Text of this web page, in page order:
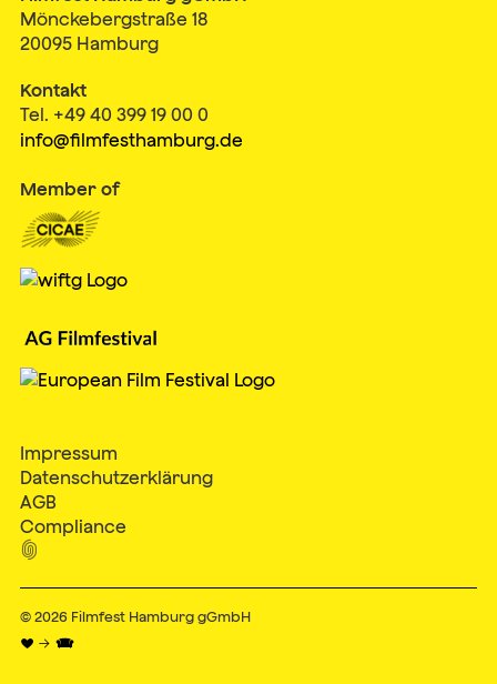
Mönckebergstraße 18
20095 Hamburg
Kontakt
Tel. +49 40 399 19 00 0
info@filmfesthamburg.de
Member of
Impressum
Datenschutzerklärung
AGB
Compliance

© 2026 Filmfest Hamburg gGmbH
♥ → 